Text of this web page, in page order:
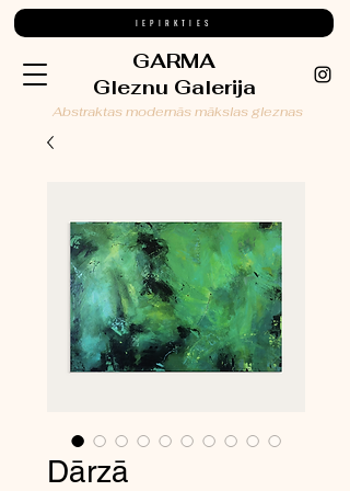
GARMA
Gleznu Galerija
IEPIRKTIES
Abstraktas modernās mākslas gleznas
Dārzā